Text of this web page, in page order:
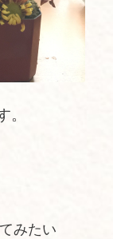
。
みたい